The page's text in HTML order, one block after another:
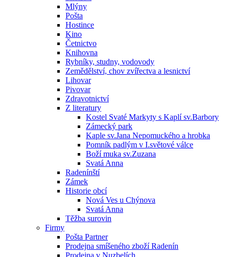
Mlýny
Pošta
Hostince
Kino
Četnictvo
Knihovna
Rybníky, studny, vodovody
Zemědělství, chov zvířectva a lesnictví
Lihovar
Pivovar
Zdravotnictví
Z literatury
Kostel Svaté Markyty s Kaplí sv.Barbory
Zámecký park
Kaple sv.Jana Nepomuckého a hrobka
Pomník padlým v I.světové válce
Boží muka sv.Zuzana
Svatá Anna
Radenínští
Zámek
Historie obcí
Nová Ves u Chýnova
Svatá Anna
Těžba surovin
Firmy
Pošta Partner
Prodejna smíšeného zboží Radenín
Prodejna v Nuzbelích